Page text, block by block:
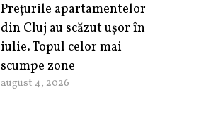
Prețurile apartamentelor
din Cluj au scăzut ușor în
iulie. Topul celor mai
scumpe zone
august 4, 2026